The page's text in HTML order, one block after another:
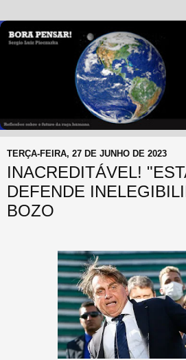
TERÇA-FEIRA, 27 DE JUNHO DE 2023
INACREDITÁVEL!
DEFENDE
BOZO